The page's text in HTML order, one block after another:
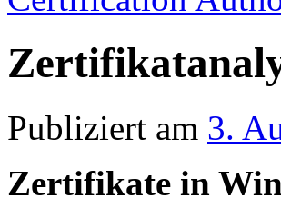
Publiziert am 3.
Zertifikate in